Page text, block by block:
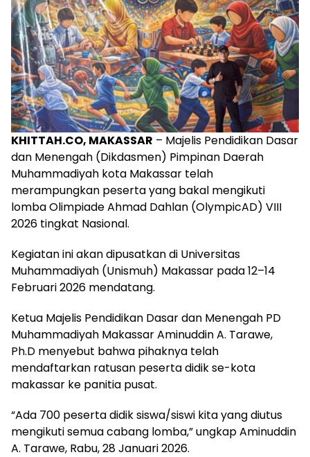
KHITTAH.CO, MAKASSAR – Majelis Pendidikan Dasar
dan Menengah (Dikdasmen) Pimpinan Daerah
Muhammadiyah kota Makassar telah
merampungkan peserta yang bakal mengikuti
lomba Olimpiade Ahmad Dahlan (OlympicAD) VIII
2026 tingkat Nasional.
Kegiatan ini akan dipusatkan di Universitas
Muhammadiyah (Unismuh) Makassar pada 12–14
Februari 2026 mendatang.
Ketua Majelis Pendidikan Dasar dan Menengah PD
Muhammadiyah Makassar Aminuddin A. Tarawe,
Ph.D menyebut bahwa pihaknya telah
mendaftarkan ratusan peserta didik se-kota
makassar ke panitia pusat.
“Ada 700 peserta didik siswa/siswi kita yang diutus
mengikuti semua cabang lomba,” ungkap Aminuddin
A. Tarawe, Rabu, 28 Januari 2026.